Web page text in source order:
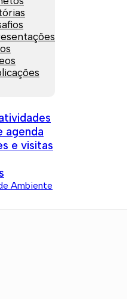
agenda
e visitas